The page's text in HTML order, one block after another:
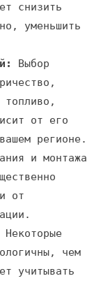
снизить
уменьшить
Выбор
топливо,
от его
регионе.
и монтажа
от
Некоторые
чем
учитывать